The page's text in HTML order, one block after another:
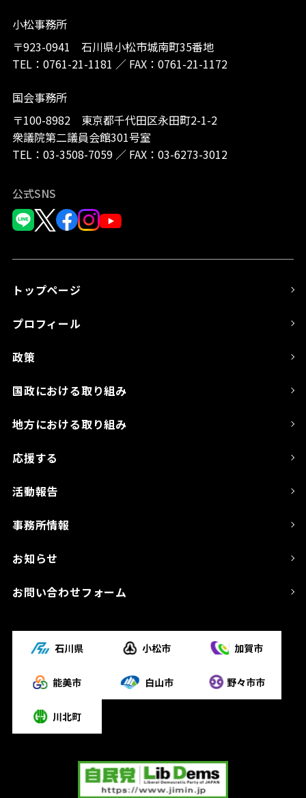
小松事務所
〒923-0941 石川県小松市城南町35番地
TEL： 0761-21-1181 ／ FAX：0761-21-1172
国会事務所
〒100-8982 東京都千代田区永田町2-1-2
衆議院第二議員会館301号室
TEL： 03-3508-7059／ FAX：03-6273-3012
公式SNS
トップページ
プロフィール
政策
国政における取り組み
地方における取り組み
応援する
活動報告
事務所情報
お知らせ
お問い合わせフォーム